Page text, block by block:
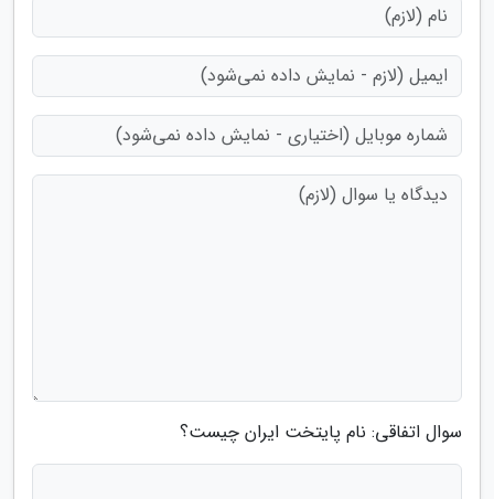
سوال اتفاقی: نام پایتخت ایران چیست؟